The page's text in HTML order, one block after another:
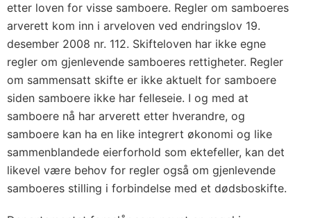
etter loven for visse samboere. Regler om samboeres
arverett kom inn i arveloven ved endringslov 19.
desember 2008 nr. 112. Skifteloven har ikke egne
regler om gjenlevende samboeres rettigheter. Regler
om sammensatt skifte er ikke aktuelt for samboere
siden samboere ikke har felleseie. I og med at
samboere nå har arverett etter hverandre, og
samboere kan ha en like integrert økonomi og like
sammenblandede eierforhold som ektefeller, kan det
likevel være behov for regler også om gjenlevende
samboeres stilling i forbindelse med et dødsboskifte.